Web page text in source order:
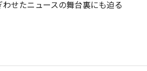
わせたニュースの舞台裏にも迫る